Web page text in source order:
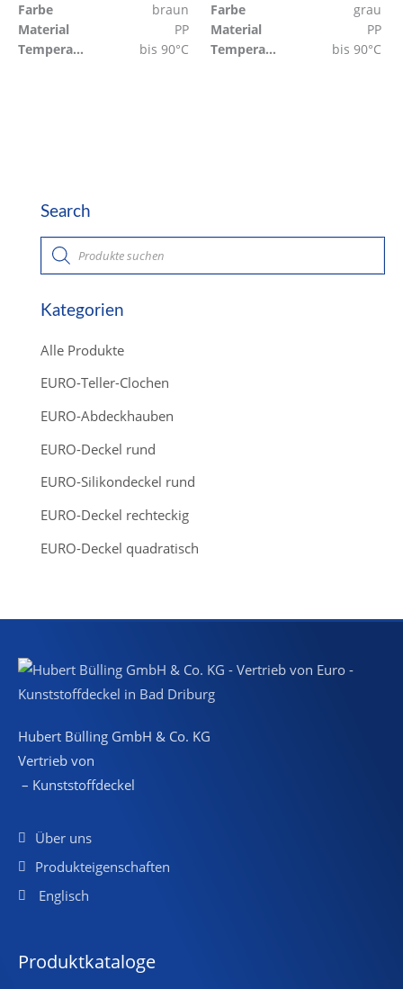
Farbe
braun
Material
PP
Temperaturbeständig
bis 90°C
Farbe
grau
Material
PP
Temperaturbeständig
bis 90°C
Search
P
o
c
t
s
e
r
h
Kategorien
Alle Produkte
EURO-Teller-Clochen
EURO-Abdeckhauben
EURO-Deckel rund
EURO-Silikondeckel rund
EURO-Deckel rechteckig
EURO-Deckel quadratisch
Hubert Bülling GmbH & Co. KG
Vertrieb von
– Kunststoffdeckel
Über uns
Produkteigenschaften
Englisch
Produktkataloge